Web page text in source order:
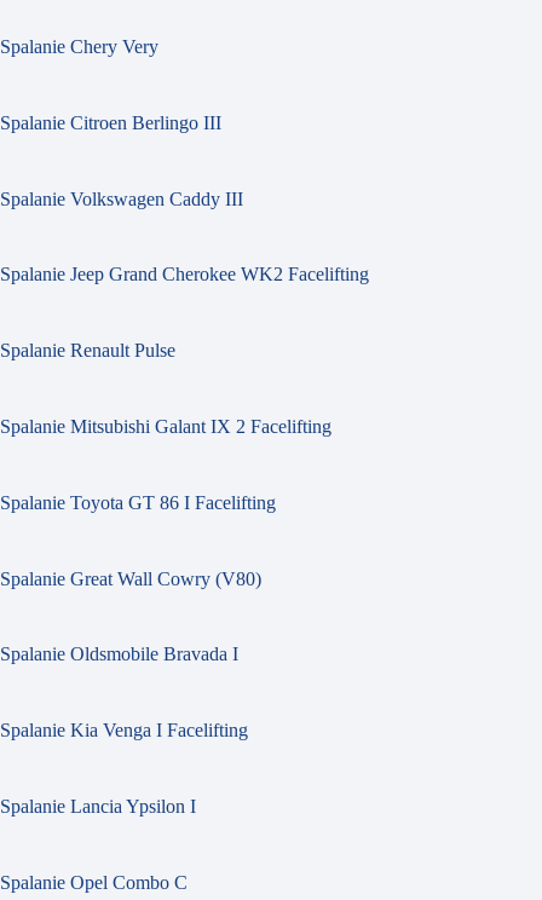
Spalanie Chery Very
Spalanie Citroen Berlingo III
Spalanie Volkswagen Caddy III
Spalanie Jeep Grand Cherokee WK2 Facelifting
Spalanie Renault Pulse
Spalanie Mitsubishi Galant IX 2 Facelifting
Spalanie Toyota GT 86 I Facelifting
Spalanie Great Wall Cowry (V80)
Spalanie Oldsmobile Bravada I
Spalanie Kia Venga I Facelifting
Spalanie Lancia Ypsilon I
Spalanie Opel Combo C